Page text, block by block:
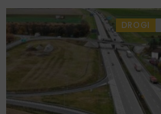
DROGI